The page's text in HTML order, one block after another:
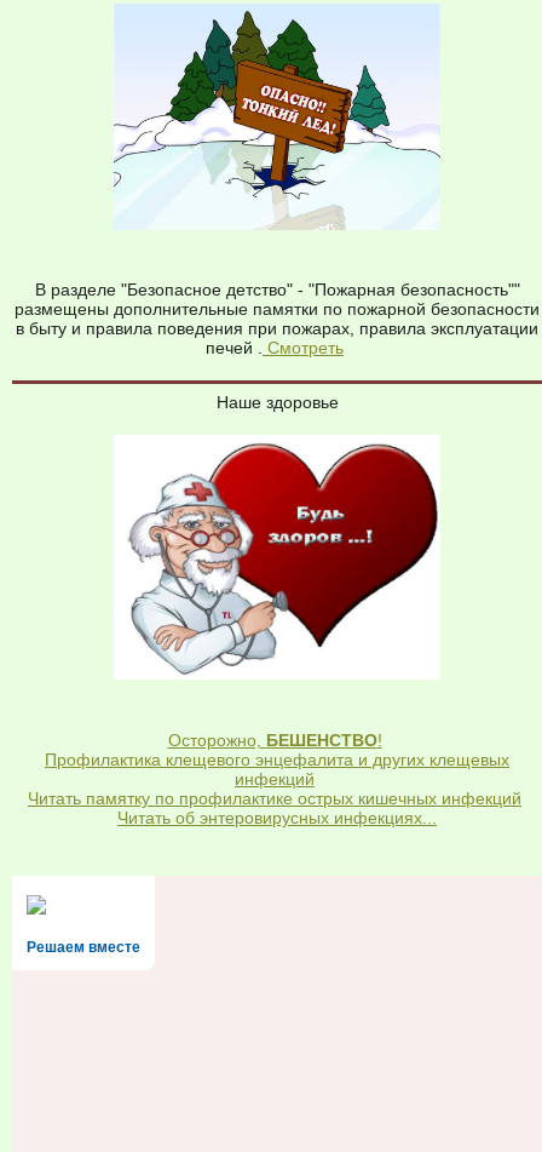
В разделе "Безопасное детство" - "Пожарная безопасность""
размещены дополнительные памятки по пожарной безопасности
в быту и правила поведения при пожарах, правила эксплуатации
печей . Смотреть
Наше здоровье
Осторожно, БЕШЕНСТВО!
Профилактика клещевого энцефалита и других клещевых
инфекций
Читать памятку по профилактике острых кишечных инфекций
Читать об энтеровирусных инфекциях...
Решаем вместе